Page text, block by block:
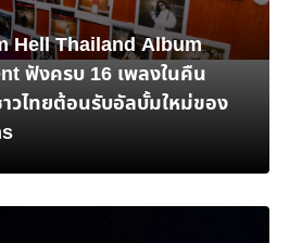
Hell Thailand Album
ฟังครบ 16 เพลงในคืน
วไทยต้อนรับอัลบั้มใหม่ของ